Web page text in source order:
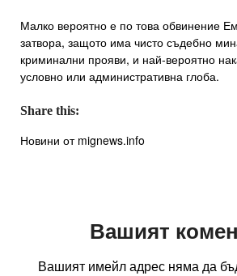
Малко вероятно е по това обвинение
затвора, защото има чисто съдебно
криминални прояви, и най-вероятно
условно или административна глоба.
Share this:
Новини от mignews.info
Вашият
Вашият имейл адрес няма да